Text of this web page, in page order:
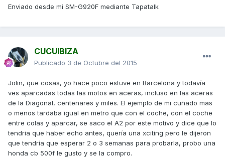
Enviado desde mi SM-G920F mediante Tapatalk
CUCUIBIZA
Publicado 3 de Octubre del 2015
Jolin, que cosas, yo hace poco estuve en Barcelona y todavía
ves aparcadas todas las motos en aceras, incluso en las aceras
de la Diagonal, centenares y miles. El ejemplo de mi cuñado mas
o menos tardaba igual en metro que con el coche, con el coche
entre colas y aparcar, se saco el A2 por este motivo y dice que lo
tendria que haber echo antes, quería una xciting pero le dijeron
que tendría que esperar 2 o 3 semanas para probarla, probo una
honda cb 500f le gusto y se la compro.